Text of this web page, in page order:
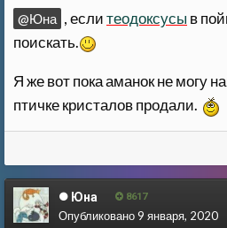
@Юна , еслитеодоксусы в
поискать.
Я же вот пока аманок не могу
птичке кристалов продали.
Юна 8617
Опубликовано9 января, 2020